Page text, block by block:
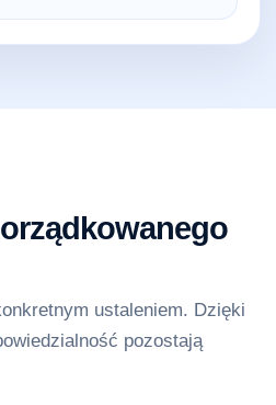
ustaleniem. Dzięki
pozostają